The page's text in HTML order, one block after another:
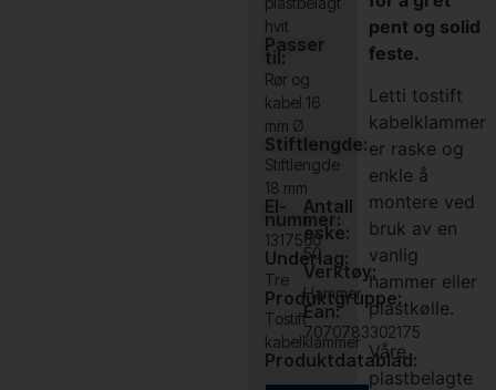
hvit
Passer
til:
Rør og
kabel 16
mm Ø
Stiftlengde:
Stiftlengde
18 mm
El-
nummer:
1317560
Underlag:
Tre
Produktgruppe:
Tostift
kabelklammer
Antall
i
eske:
50
Verktøy:
Hammer
Ean:
7070783302175
Produktdatablad:
pent og solid
feste.
Letti tostift
kabelklammer
er raske og
enkle å
montere ved
bruk av en
vanlig
hammer eller
plastkølle.
Våre
plastbelagte